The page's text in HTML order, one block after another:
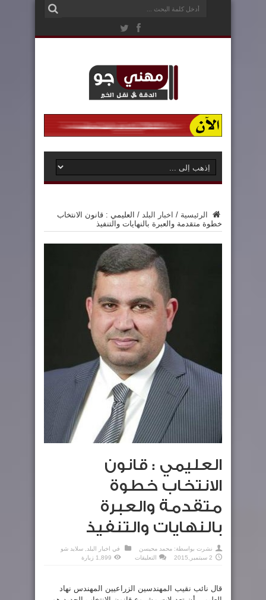
الرئيسية / اخبار البلد / العليمي : قانون الانتخاب
خطوة متقدمة والعبرة بالنهايات والتنفيذ
العليمي : قانون
الانتخاب خطوة
متقدمة والعبرة
بالنهايات والتنفيذ
نشرت بواسطة: محمد محيسن في اخبار البلد
سلايد شو
2 سبتمبر,2015
التعليقات
خطوة
متقدمة
1,899 زيارة
قال نائب نقيب المهندسين الزراعيين المهندس نهاد